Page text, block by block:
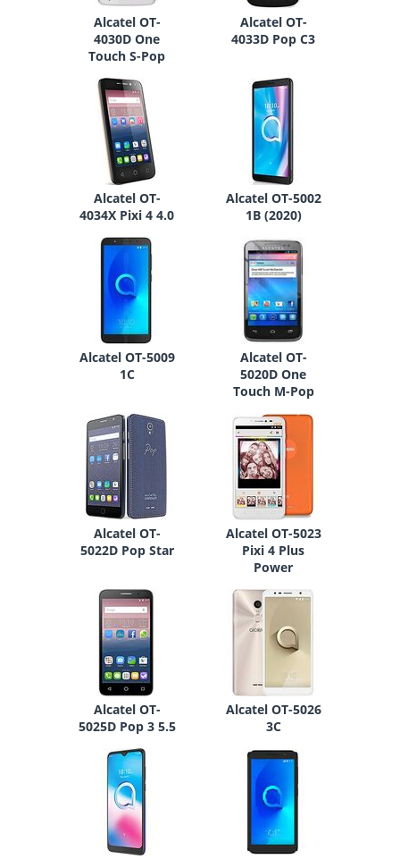
Alcatel OT-
4030D One
Touch S-Pop
Alcatel OT-
4033D Pop C3
Alcatel OT-
4034X Pixi 4 4.0
Alcatel OT-5002
1B (2020)
Alcatel OT-5009
1C
Alcatel OT-
5020D One
Touch M-Pop
Alcatel OT-
5022D Pop Star
Alcatel OT-5023
Pixi 4 Plus
Power
Alcatel OT-
5025D Pop 3 5.5
Alcatel OT-5026
3C